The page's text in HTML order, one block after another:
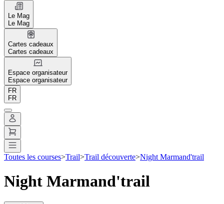
Le Mag
Le Mag
Cartes cadeaux
Cartes cadeaux
Espace organisateur
Espace organisateur
FR
FR
Toutes les courses>Trail>Trail découverte>Night Marmand'trail
Night Marmand'trail